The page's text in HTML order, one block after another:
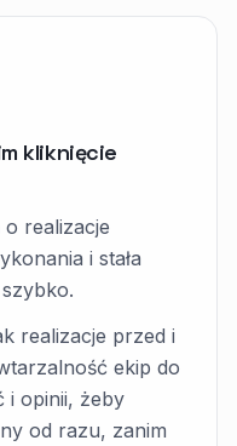
kliknięcie
realizacje
i stała
realizacje przed i
ekip do
i opinii, żeby
od razu, zanim